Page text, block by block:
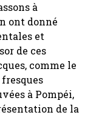
à
ont donné
et
de ces
comme le
fresques
à Pompéi,
de la